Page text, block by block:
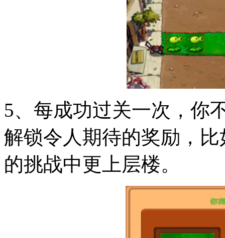
5、每成功过关一次，你
解锁令人期待的奖励，
的挑战中更上层楼。